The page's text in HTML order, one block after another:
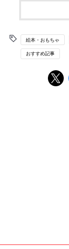
絵本・おもちゃ
おすすめ記事